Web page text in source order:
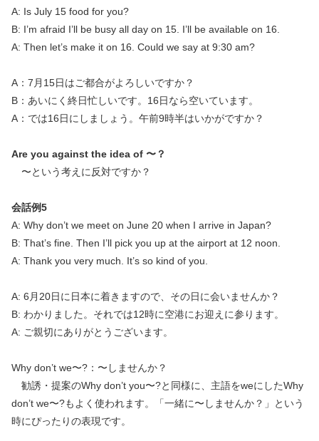
A: Is July 15 food for you?
B: I’m afraid I’ll be busy all day on 15. I’ll be available on 16.
A: Then let’s make it on 16. Could we say at 9:30 am?
A：7月15日はご都合がよろしいですか？
B：あいにく終日忙しいです。16日なら空いています。
A：では16日にしましょう。午前9時半はいかがですか？
Are you against the idea of 〜？
〜という考えに反対ですか？
会話例5
A: Why don’t we meet on June 20 when I arrive in Japan?
B: That’s fine. Then I’ll pick you up at the airport at 12 noon.
A: Thank you very much. It’s so kind of you.
A: 6月20日に日本に着きますので、その日に会いませんか？
B: わかりました。それでは12時に空港にお迎えに参ります。
A: ご親切にありがとうございます。
Why don’t we〜?：〜しませんか？
勧誘・提案のWhy don’t you〜?と同様に、主語をweにしたWhy
don’t we〜?もよく使われます。「一緒に〜しませんか？」という
時にぴったりの表現です。